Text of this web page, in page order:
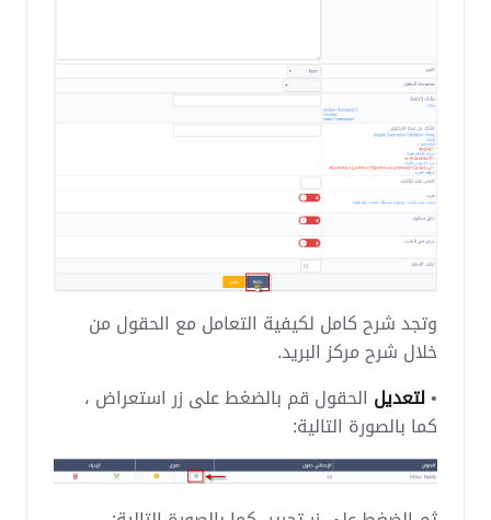
وتجد شرح كامل لكيفية التعامل مع الحقول من
خلال شرح مركز البريد.
•لتعديل الحقول قم بالضغط على زر استعراض ،
كما بالصورة التالية: